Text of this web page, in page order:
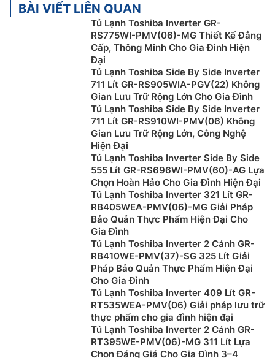
Tủ lạnh mini là loại có dung tích nhỏ dưới 100 lít và chỉ
có một công nghệ làm lạnh đơn giản. Tủ cũng có công
suất nhỏ, ít hao tốn điện năng, phù hợp với các văn
phòng nhỏ, hoặc để trong phòng ngủ dùng để trữ đồ
ăn vặt hay phòng trọ ít người để bảo quản thịt cá,…
Tuy nhiên, nhược điểm của dòng tủ lạnh mini đó là
hiệu suất làm lạnh khá chậm và không ổn định, thời
gian làm đá cũng lâu hơn so với các loại tủ lạnh lớn.
Tủ lạnh Side-by-side
Tủ lạnh Side-by-side được thiết kế với 2 cánh mở sang
2 bên, dung tích tủ lớn. Các dòng tủ lạnh side by side
có thiết kế sang trọng, sáng bóng, tăng tính thẩm mỹ
cho không gian bếp. Không những vậy, dòng tủ này
cũng tích hợp nhiều công nghệ tiên tiến như: bảng
điều khiển bên ngoài, điều chỉnh nhiệt độ từng ngăn,
làm lạnh kép, khóa trẻ em,…
Tuy nhiên, dòng tủ này có diện tích khá lớn không
thích hợp với các không gian bếp có diện tích nhỏ.
Ngoài ra, dung tích sử dụng thực chất của ngăn cũng
tương đối nhỏ so với dung tích của tủ.
BÀI VIẾT LIÊN QUAN
Tủ Lạnh Toshiba Inverter GR-
RS775WI-PMV(06)-MG Thiết Kế Đẳng
Cấp, Thông Minh Cho Gia Đình Hiện
Đại
Tủ Lạnh Toshiba Side By Side Inverter
711 Lít GR-RS905WIA-PGV(22) Không
Gian Lưu Trữ Rộng Lớn Cho Gia Đình
Tủ Lạnh Toshiba Side By Side Inverter
711 Lít GR-RS910WI-PMV(06) Không
Gian Lưu Trữ Rộng Lớn, Công Nghệ
Hiện Đại
Tủ Lạnh Toshiba Inverter Side By Side
555 Lít GR-RS696WI-PMV(60)-AG Lựa
Chọn Hoàn Hảo Cho Gia Đình Hiện Đại
Tủ Lạnh Toshiba Inverter 321 Lít GR-
RB405WEA-PMV(06)-MG Giải Pháp
Bảo Quản Thực Phẩm Hiện Đại Cho
Gia Đình
Tủ Lạnh Toshiba Inverter 2 Cánh GR-
RB410WE-PMV(37)-SG 325 Lít Giải
Pháp Bảo Quản Thực Phẩm Hiện Đại
Cho Gia Đình
Tủ Lạnh Toshiba Inverter 409 Lít GR-
RT535WEA-PMV(06) Giải pháp lưu trữ
thực phẩm cho gia đình hiện đại
Tủ Lạnh Toshiba Inverter 2 Cánh GR-
RT395WE-PMV(06)-MG 311 Lít Lựa
Chọn Đáng Giá Cho Gia Đình 3–4